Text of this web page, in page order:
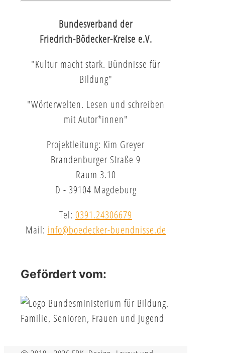
Bundesverband der
Friedrich-Bödecker-Kreise e.V.
"Kultur macht stark. Bündnisse für
Bildung"
"Wörterwelten. Lesen und schreiben
mit Autor*innen"
Projektleitung: Kim Greyer
Brandenburger Straße 9
Raum 3.10
D - 39104 Magdeburg
Tel: 0391.24306679
Mail: info@boedecker-buendnisse.de
Gefördert vom: